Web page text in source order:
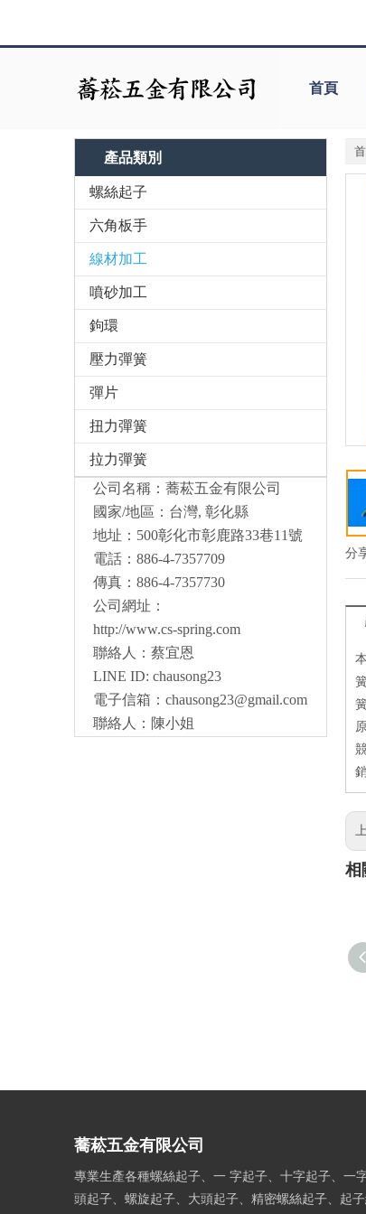
首頁
產品類別
螺絲起子
六角板手
線材加工
噴砂加工
鉤環
壓力彈簧
彈片
扭力彈簧
拉力彈簧
公司名稱：蕎菘五金有限公司
國家/地區：台灣, 彰化縣
地址：500彰化市彰鹿路33巷11號
電話：886-4-7357709
傳真：886-4-7357730
公司網址：
http://www.cs-spring.com
聯絡人：蔡宜恩
LINE ID: chausong23
電子信箱： chausong23@gmail.com
聯絡人：陳小姐
分
相
蕎菘五金有限公司
專業生產各種螺絲起子、一 字起子、十字起子、一
頭起子、螺旋起子、大頭起子、精密螺絲起子、起